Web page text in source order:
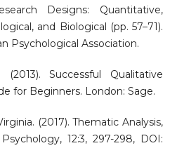
Designs: Quantitative,
and Biological (pp. 57–71).
Psychological Association.
Successful Qualitative
for Beginners. London: Sage.
(2017). Thematic Analysis,
12:3, 297-298, DOI: